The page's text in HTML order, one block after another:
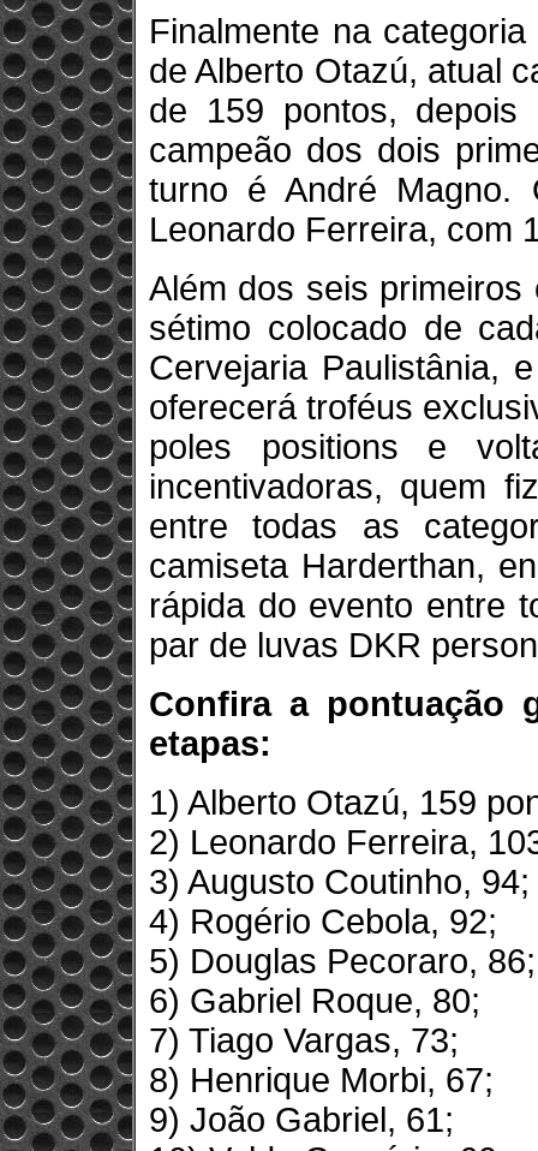
Finalmente na
de Alberto Otazú, atual
de 159 pontos,
campeão dos dois
turno é André Magno.
Leonardo Ferreira, com
Além dos seis
sétimo colocado de
Cervejaria Paulistânia,
oferecerá troféus
poles positions e
incentivadoras, quem
entre todas as
camiseta Harderthan,
rápida do evento entre
par de luvas DKR
Confira a pontuação
etapas:
1) Alberto Otazú, 159
2) Leonardo Ferreira,
3) Augusto Coutinho, 94;
4) Rogério Cebola, 92;
5) Douglas Pecoraro, 86;
6) Gabriel Roque, 80;
7) Tiago Vargas, 73;
8) Henrique Morbi, 67;
9) João Gabriel, 61;